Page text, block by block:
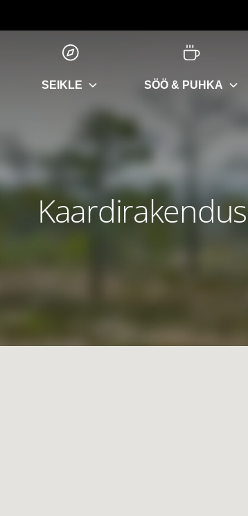
SEIKLE SÖÖ & PUHKA
Kaardirakendus